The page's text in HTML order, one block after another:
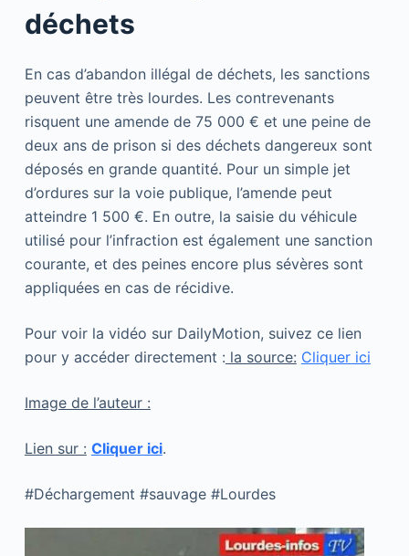
déchets
En cas d’abandon illégal de déchets, les sanctions
peuvent être très lourdes. Les contrevenants
risquent une amende de 75 000 € et une peine de
deux ans de prison si des déchets dangereux sont
déposés en grande quantité. Pour un simple jet
d’ordures sur la voie publique, l’amende peut
atteindre 1 500 €. En outre, la saisie du véhicule
utilisé pour l’infraction est également une sanction
courante, et des peines encore plus sévères sont
appliquées en cas de récidive.
Pour voir la vidéo sur DailyMotion, suivez ce lien
pour y accéder directement : la source: Cliquer ici
Image de l’auteur :
Lien sur : Cliquer ici.
#Déchargement #sauvage #Lourdes